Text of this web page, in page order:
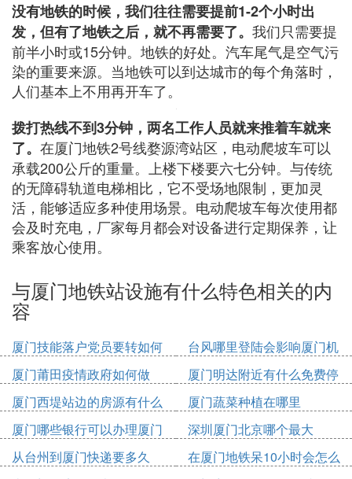
没有地铁的时候，我们往往需要提前1-2个小时出
发，但有了地铁之后，就不再需要了。 我们只需要提
前半小时或15分钟。地铁的好处。汽车尾气是空气污
染的重要来源。当地铁可以到达城市的每个角落时，
人们基本上不用再开车了。
拨打热线不到3分钟，两名工作人员就来推着车就来
了。 在厦门地铁2号线婺源湾站区，电动爬坡车可以
承载200公斤的重量。上楼下楼要六七分钟。与传统
的无障碍轨道电梯相比，它不受场地限制，更加灵
活，能够适应多种使用场景。电动爬坡车每次使用都
会及时充电，厂家每月都会对设备进行定期保养，让
乘客放心使用。
与厦门地铁站设施有什么特色相关的内
容
厦门技能落户党员要转如何
办理
台风哪里登陆会影响厦门机
场
厦门莆田疫情政府如何做
厦门明达附近有什么免费停
车位
厦门西堤站边的房源有什么
厦门蔬菜种植在哪里
厦门哪些银行可以办理厦门
市民卡
深圳厦门北京哪个最大
从台州到厦门快递要多久
在厦门地铁呆10小时会怎么